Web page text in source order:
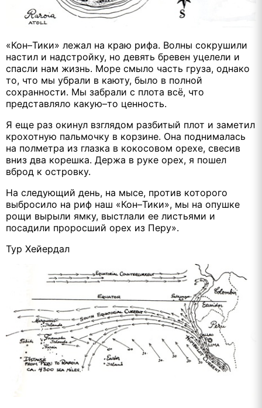
«Кон–Тики» лежал на краю рифа. Волны сокрушили
настил и надстройку, но девять бревен уцелели и
спасли нам жизнь. Море смыло часть груза, однако
то, что мы убрали в каюту, было в полной
сохранности. Мы забрали с плота всё, что
представляло какую–то ценность.
Я еще раз окинул взглядом разбитый плот и заметил
крохотную пальмочку в корзине. Она поднималась
на полметра из глазка в кокосовом орехе, свесив
вниз два корешка. Держа в руке орех, я пошел
вброд к островку.
На следующий день, на мысе, против которого
выбросило на риф наш «Кон–Тики», мы на опушке
рощи вырыли ямку, выстлали ее листьями и
посадили проросший орех из Перу».
Тур Хейердал